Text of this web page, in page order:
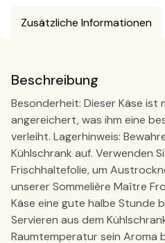
Zusätzliche Informationen
Beschreibung
Besonderheit: Dieser Käse ist
angereichert, was ihm eine
verleiht. Lagerhinweis:
Kühlschrank auf. Verwenden
Frischhaltefolie, um
unserer Sommelière Maître
Käse eine gute halbe Stunde
Servieren aus dem
Raumtemperatur sein Aroma